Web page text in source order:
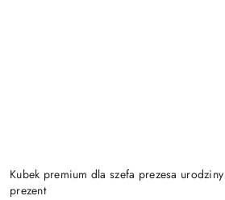
Kubek premium dla szefa prezesa
prezent